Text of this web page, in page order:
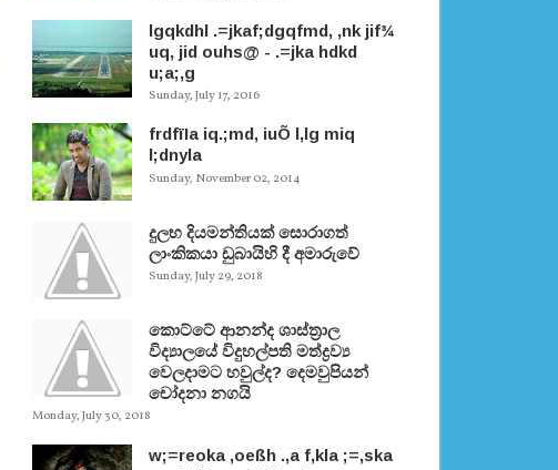
lgqkdhl .=jkaf;dgqfmd, ,nk jif¾
uq, jid ouhs@ - .=jka hdkd
u;a;,g
Sunday, July 17, 2016
frdfïIa iq.;md, iuÕ l,lg miq
l;dnyla
Sunday, November 02, 2014
දුලභ දියමන්තියක් සොරාගත්
ලාංකිකයා ඩුබායිහි දී අමාරුවේ
Sunday, July 29, 2018
කොට්ටේ ආනන්ද ශාස්ත‍්‍රාල
විද්‍යාලයේ විදුහල්පති මත්ද්‍රව්‍ය
වෙලදාමට හවුල්ද? දෙමවුපියන්
චෝදනා නගයි
Monday, July 30, 2018
w;=reoka ,oeßh .,a f,kla ;=,ska